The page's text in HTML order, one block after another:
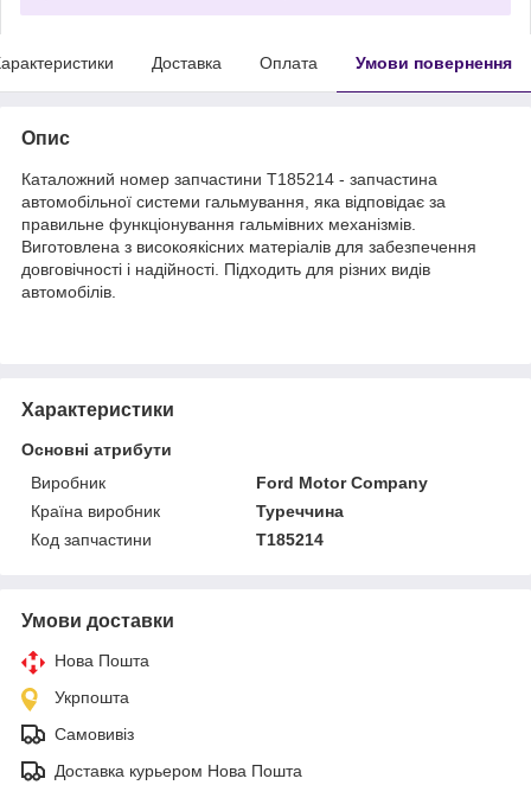
Доставка Оплата Умови повернення
Опис
Каталожний номер запчастини T185214 - запчастина
автомобільної системи гальмування, яка відповідає за
правильне функціонування гальмівних механізмів.
Виготовлена з високоякісних матеріалів для забезпечення
довговічності і надійності. Підходить для різних видів
автомобілів.
Характеристики
Основні атрибути
Виробник
Ford Motor Company
Країна виробник
Туреччина
Код запчастини
T185214
Умови доставки
Нова Пошта
Укрпошта
Самовивіз
Доставка курьером Нова Пошта